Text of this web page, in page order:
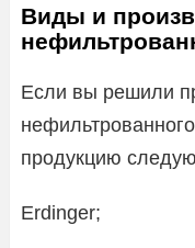
Виды и
Если вы решили
продукцию
Erdinger;